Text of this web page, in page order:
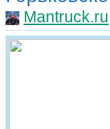
Mantruck.ru